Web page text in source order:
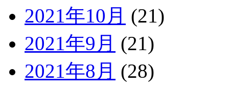
2021年10月 (21)
2021年9月 (21)
2021年8月 (28)